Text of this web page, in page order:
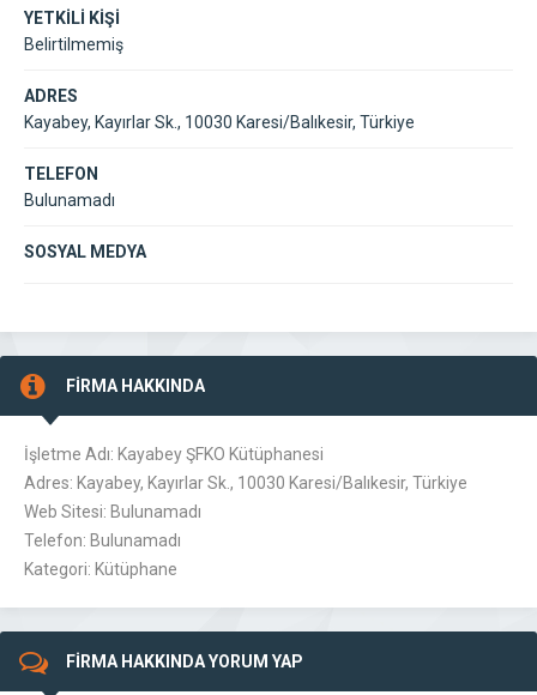
YETKİLİ KİŞİ
Belirtilmemiş
ADRES
Kayabey, Kayırlar Sk., 10030 Karesi/Balıkesir, Türkiye
TELEFON
Bulunamadı
SOSYAL MEDYA
FİRMA HAKKINDA
İşletme Adı: Kayabey ŞFKO Kütüphanesi
Adres: Kayabey, Kayırlar Sk., 10030 Karesi/Balıkesir, Türkiye
Web Sitesi: Bulunamadı
Telefon: Bulunamadı
Kategori: Kütüphane
FİRMA HAKKINDA YORUM YAP